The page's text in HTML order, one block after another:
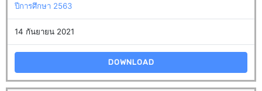
ปีการศึกษา 2563
14 กันยายน 2021
DOWNLOAD